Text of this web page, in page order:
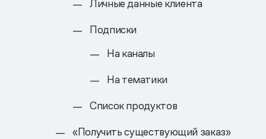
Личные данные клиента
Подписки
На каналы
На тематики
Список продуктов
«Получить существующий заказ»